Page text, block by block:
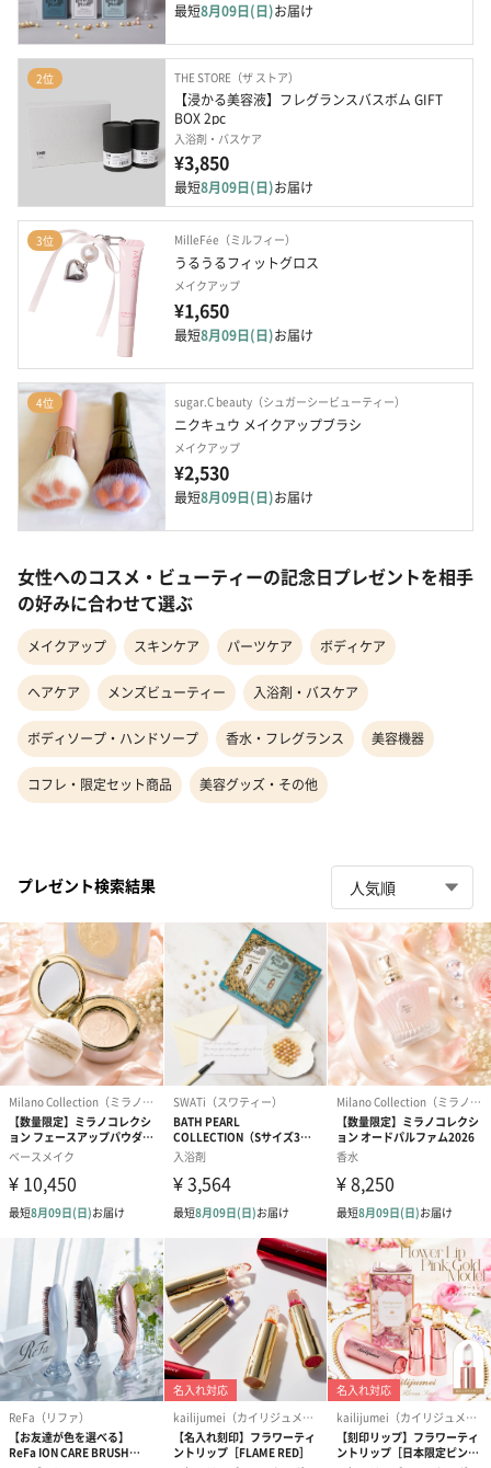
最短8月09日(日)お届け
2位 THE STORE（ザ ストア）
【浸かる美容液】フレグランスバスボム GIFT
BOX 2pc
入浴剤・バスケア
¥3,850
最短8月09日(日)お届け
3位 MilleFée（ミルフィー）
うるうるフィットグロス
メイクアップ
¥1,650
最短8月09日(日)お届け
4位 sugar.C beauty（シュガーシービューティー）
ニクキュウ メイクアップブラシ
メイクアップ
¥2,530
最短8月09日(日)お届け
女性へのコスメ・ビューティーの記念日プレゼントを相手
の好みに合わせて選ぶ
メイクアップ スキンケア パーツケア ボディケア
ヘアケア メンズビューティー 入浴剤・バスケア
ボディソープ・ハンドソープ 香水・フレグランス 美容機器
コフレ・限定セット商品 美容グッズ・その他
プレゼント検索結果